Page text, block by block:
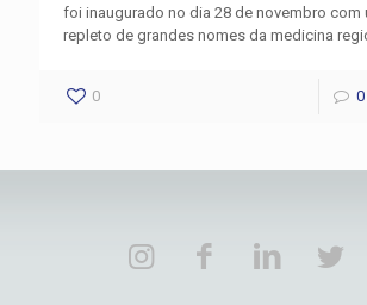
foi inaugurado no dia 28 de novembro com
repleto de grandes nomes da medicina
0 0